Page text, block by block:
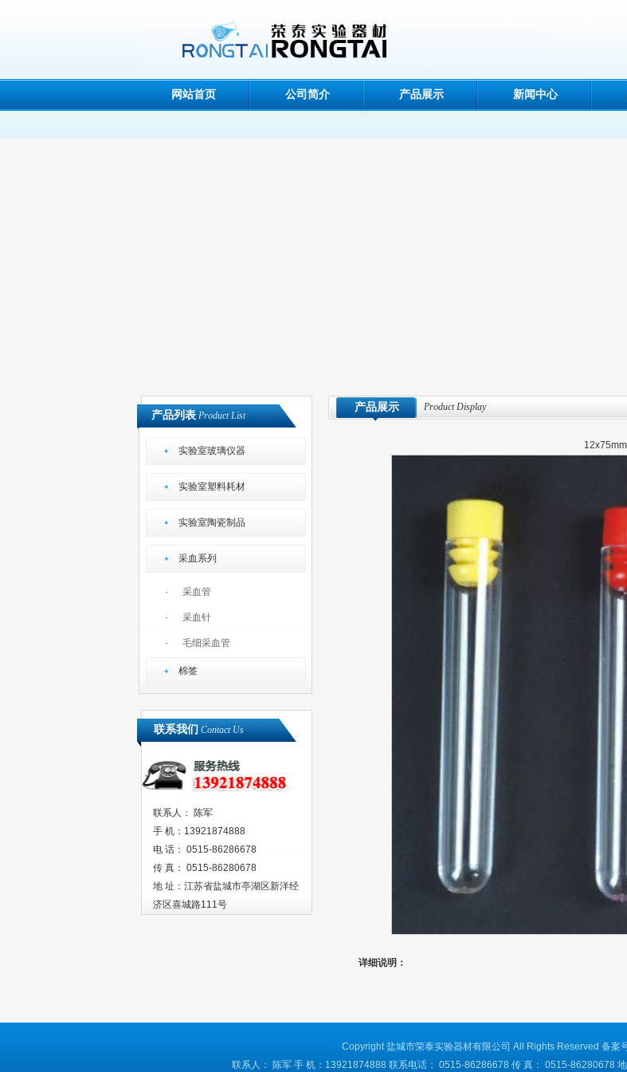
网站首页 公司简介 产品展示 新闻中心
产品列表 Product List
实验室玻璃仪器
实验室塑料耗材
实验室陶瓷制品
采血系列
· 采血管
· 采血针
· 毛细采血管
棉签
联系我们 Contact Us
联系人： 陈军
手 机：13921874888
电 话： 0515-86286678
传 真： 0515-86280678
地 址：江苏省盐城市亭湖区新洋经
济区喜城路111号
产品展示 Product Display
详细说明：
Copyright 盐城市荣泰实验器材有限公司 All Rights Reserved 备案
联系人： 陈军 手 机：13921874888 联系电话： 0515-86286678 传 真： 0515-86280678